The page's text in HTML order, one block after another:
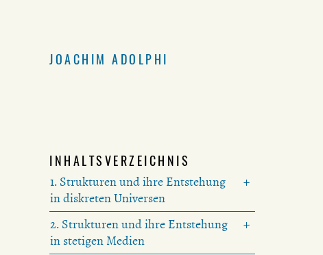
JOACHIM ADOLPHI
INHALTSVERZEICHNIS
1. Strukturen und ihre Entstehung
in diskreten Universen
2. Strukturen und ihre Entstehung
in stetigen Medien